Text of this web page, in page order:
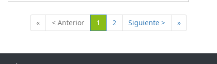
« < Anterior 1 (Actual)
2 Siguiente > »